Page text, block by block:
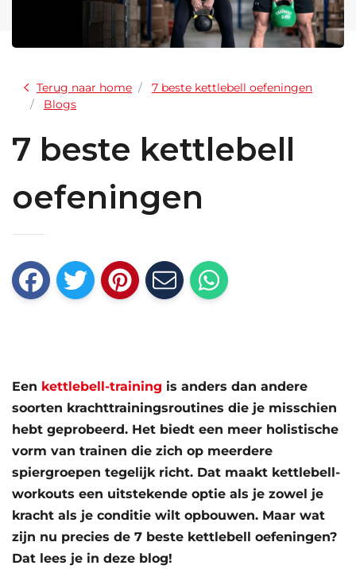
Terug naar home
7 beste kettlebell oefeningen
Blogs
7 beste kettlebell
oefeningen
Een kettlebell-training is anders dan andere
soorten krachttrainingsroutines die je misschien
hebt geprobeerd. Het biedt een meer holistische
vorm van trainen die zich op meerdere
spiergroepen tegelijk richt. Dat maakt kettlebell-
workouts een uitstekende optie als je zowel je
kracht als je conditie wilt opbouwen. Maar wat
zijn nu precies de 7 beste kettlebell oefeningen?
Dat lees je in deze blog!